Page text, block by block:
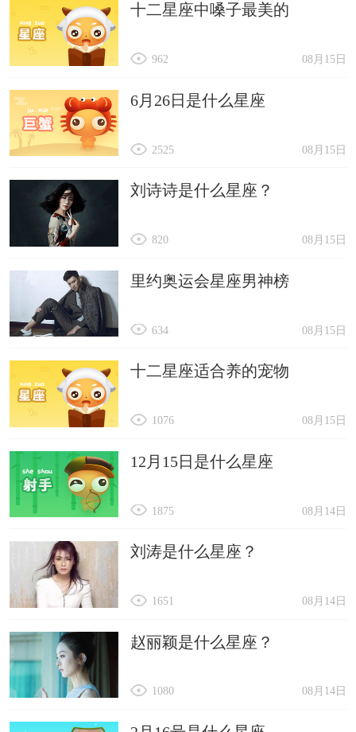
十二星座中嗓子最美的
08月15日
962
6月26日是什么星座
08月15日
2525
刘诗诗是什么星座？
08月15日
820
里约奥运会星座男神榜
08月15日
634
十二星座适合养的宠物
08月15日
1076
12月15日是什么星座
08月14日
1875
刘涛是什么星座？
08月14日
1651
赵丽颖是什么星座？
08月14日
1080